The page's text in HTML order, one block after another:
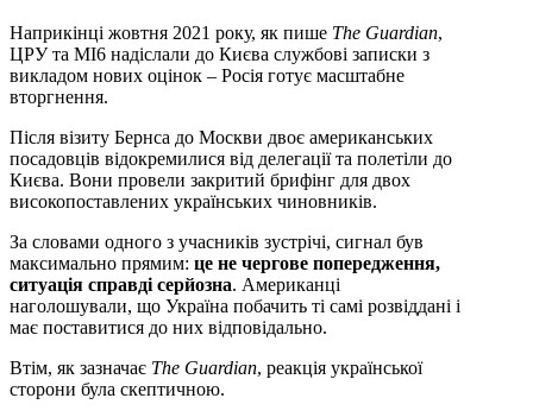
Наприкінці жовтня 2021 року, як пише The Guardian,
ЦРУ та MI6 надіслали до Києва службові записки з
викладом нових оцінок – Росія готує масштабне
вторгнення.
Після візиту Бернса до Москви двоє американських
посадовців відокремилися від делегації та полетіли до
Києва. Вони провели закритий брифінг для двох
високопоставлених українських чиновників.
За словами одного з учасників зустрічі, сигнал був
максимально прямим: це не чергове попередження,
ситуація справді серйозна. Американці
наголошували, що Україна побачить ті самі розвіддані і
має поставитися до них відповідально.
Втім, як зазначає The Guardian, реакція української
сторони була скептичною.